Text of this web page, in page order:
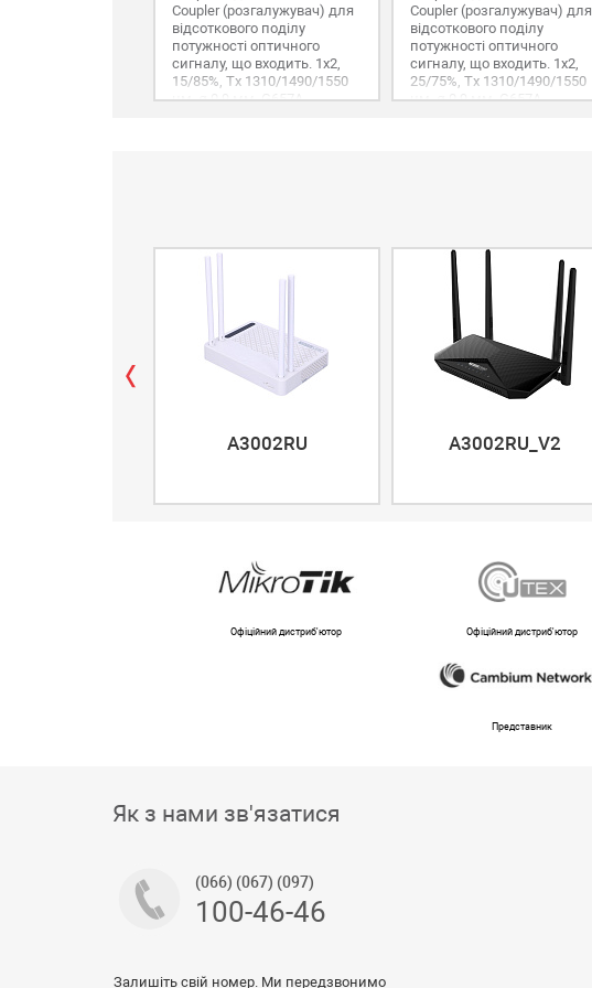
Сoupler (розгалужувач) для
відсоткового поділу
потужності оптичного
сигналу, що входить. 1х2,
15/85%, Tx 1310/1490/1550
нм, ø 0,9 мм, G657A,
Сoupler (розгалужувач) для
відсоткового поділу
потужності оптичного
сигналу, що входить. 1х2,
25/75%, Tx 1310/1490/1550
нм, ø 0,9 мм, G657A,
A3002RU A3002RU_V2
Офіційний дистриб'ютор Офіційний дистриб'ютор
Представник
Як з нами зв'язатися
(066) (067) (097)
100-46-46
Залишіть свій номер. Ми передзвонимо